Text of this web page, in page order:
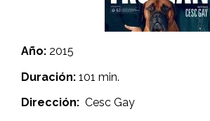
Año: 2015
Duración: 101 min.
Dirección: Cesc Gay